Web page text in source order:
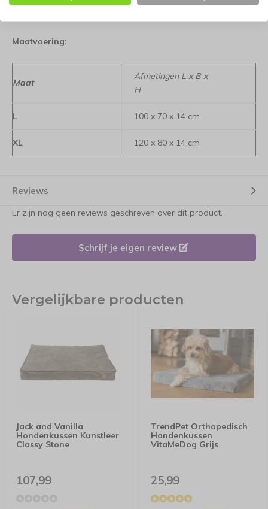
Maatvoering:
Maat
Afmetingen L x B x
H
L 100 x 70 x 14 cm
XL 120 x 80 x 14 cm
Reviews
Er zijn nog geen reviews geschreven over dit product.
Schrijf je eigen review
Vergelijkbare producten
Jack and Vanilla
Hondenkussen Kunstleer
Classy Stone
107,99
TrendPet Orthopedisch
Hondenkussen
VitaMeDog Grijs
25,99